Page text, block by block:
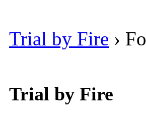
Trial by Fire ›
Trial by Fire